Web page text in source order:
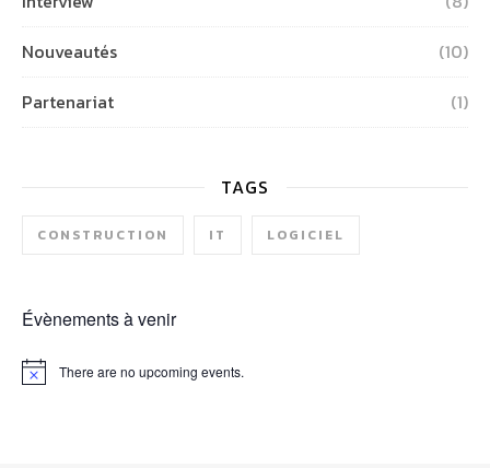
Nouveautés
(10)
Partenariat
(1)
TAGS
CONSTRUCTION IT LOGICIEL
Évènements à venir
Notice There are no upcoming events.